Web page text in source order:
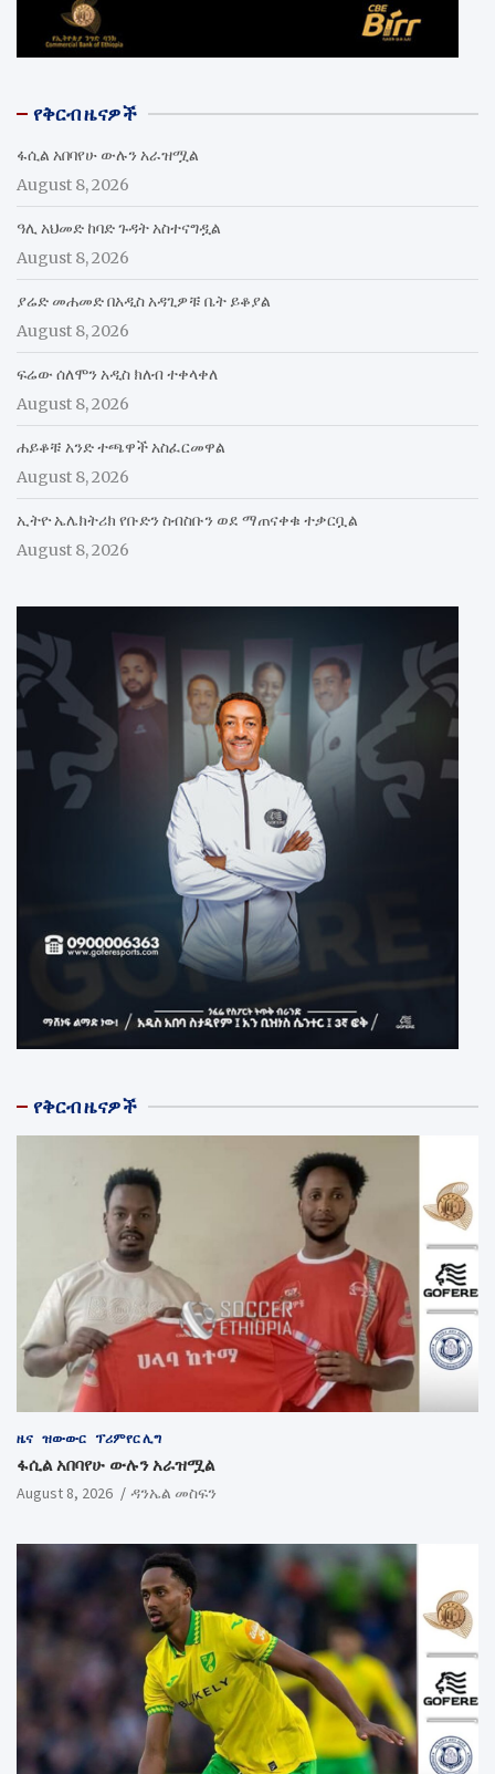
የቅርብ ዜናዎች
ፋሲል አበባየሁ ውሉን አራዝሟል
August 8, 2026
ዓሊ አህመድ ከባድ ጉዳት አስተናግዷል
August 8, 2026
ያሬድ መሐመድ በአዲስ አዳጊዎቹ ቤት ይቆያል
August 8, 2026
ፍሬው ሰለሞን አዲስ ክለብ ተቀላቀለ
August 8, 2026
ሐይቆቹ አንድ ተጫዋች አስፈርመዋል
August 8, 2026
ኢትዮ ኤሌክትሪክ የቡድን ስብስቡን ወደ ማጠናቀቁ ተቃርቧል
August 8, 2026
የቅርብ ዜናዎች
ዜና ዝውውር ፕሪምየር ሊግ
ፋሲል አበባየሁ ውሉን አራዝሟል
August 8, 2026 ዳንኤል መስፍን